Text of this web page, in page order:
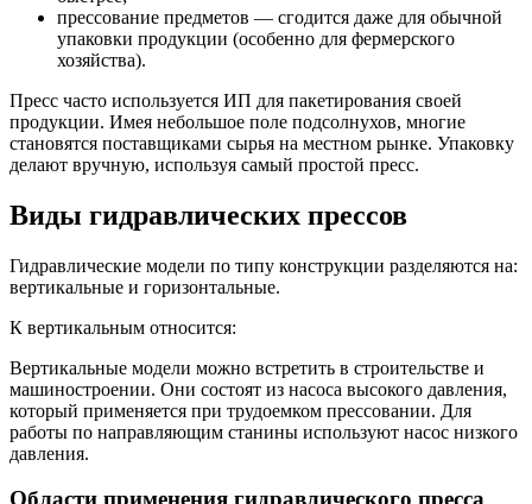
прессование предметов — сгодится даже для обычной
упаковки продукции (особенно для фермерского
хозяйства).
Пресс часто используется ИП для пакетирования своей
продукции. Имея небольшое поле подсолнухов, многие
становятся поставщиками сырья на местном рынке. Упаковку
делают вручную, используя самый простой пресс.
Виды гидравлических прессов
Гидравлические модели по типу конструкции разделяются на:
вертикальные и горизонтальные.
К вертикальным относится:
Вертикальные модели можно встретить в строительстве и
машиностроении. Они состоят из насоса высокого давления,
который применяется при трудоемком прессовании. Для
работы по направляющим станины используют насос низкого
давления.